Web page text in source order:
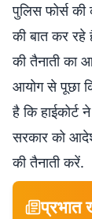
पुलिस फोर्स
की बात कर रहे
की तैनाती का
आयोग से पूछा
है कि
सरकार को
की तैनाती करें.
प्रभात